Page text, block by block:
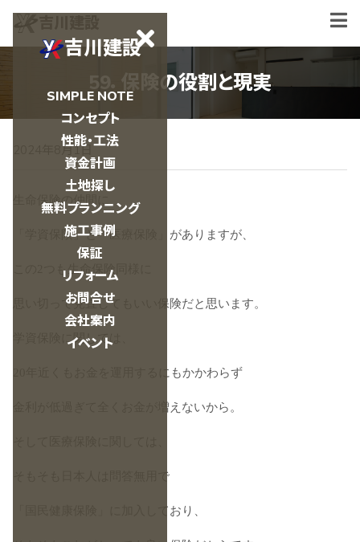
吉川建設
SIMPLE NOTE
コンセプト
性能・工法
資金計画
土地探し
無料プランニング
施工事例
保証
リフォーム
お問合せ
会社案内
イベント
59．保険の役割と現実
2024年8月1日
生命保険の仲間に
「学資保険」と「医療保険」がありますが、
この2つも生命保険同様に
思い切って見直してもいい保険だと思います。
学資保険に関しては、
20年近くもお金を運用するにもかかわらず
金利が低過ぎて全くお金が増えないから。
そもそも日本人は問答無用で
「国民健康保険」に加入しており、